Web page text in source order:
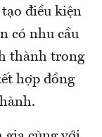
điều kiện
có nhu cầu
thành trong
hợp đồng